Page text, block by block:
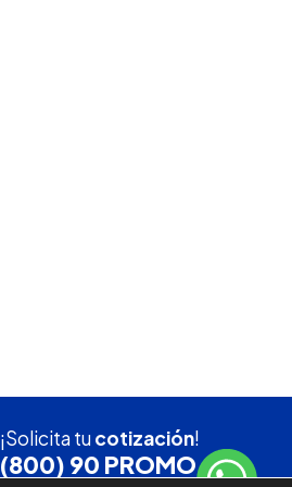
¡Solicita tucotización!
(800) 90 PROMO